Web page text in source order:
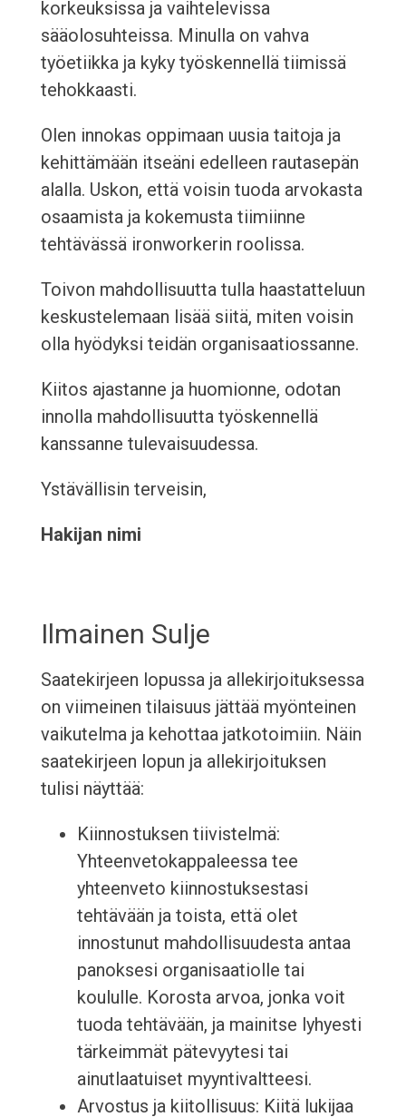
korkeuksissa ja vaihtelevissa
sääolosuhteissa. Minulla on vahva
työetiikka ja kyky työskennellä tiimissä
tehokkaasti.
Olen innokas oppimaan uusia taitoja ja
kehittämään itseäni edelleen rautasepän
alalla. Uskon, että voisin tuoda arvokasta
osaamista ja kokemusta tiimiinne
tehtävässä ironworkerin roolissa.
Toivon mahdollisuutta tulla haastatteluun
keskustelemaan lisää siitä, miten voisin
olla hyödyksi teidän organisaatiossanne.
Kiitos ajastanne ja huomionne, odotan
innolla mahdollisuutta työskennellä
kanssanne tulevaisuudessa.
Ystävällisin terveisin,
Hakijan nimi
Ilmainen Sulje
Saatekirjeen lopussa ja allekirjoituksessa
on viimeinen tilaisuus jättää myönteinen
vaikutelma ja kehottaa jatkotoimiin. Näin
saatekirjeen lopun ja allekirjoituksen
tulisi näyttää:
Kiinnostuksen tiivistelmä:
Yhteenvetokappaleessa tee
yhteenveto kiinnostuksestasi
tehtävään ja toista, että olet
innostunut mahdollisuudesta antaa
panoksesi organisaatiolle tai
koululle. Korosta arvoa, jonka voit
tuoda tehtävään, ja mainitse lyhyesti
tärkeimmät pätevyytesi tai
ainutlaatuiset myyntivaltteesi.
Arvostus ja kiitollisuus: Kiitä lukijaa